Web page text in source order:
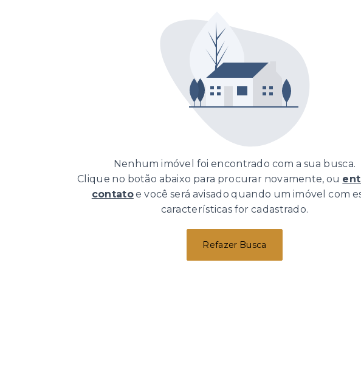
Nenhum imóvel foi encontrado com a sua busca.
Clique no botão abaixo para procurar novamente, ou
contatoe você será avisado quando um imóvel com
características for cadastrado.
Refazer Busca